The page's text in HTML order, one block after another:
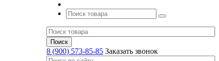
8 (900) 573-85-85 Заказать звонок